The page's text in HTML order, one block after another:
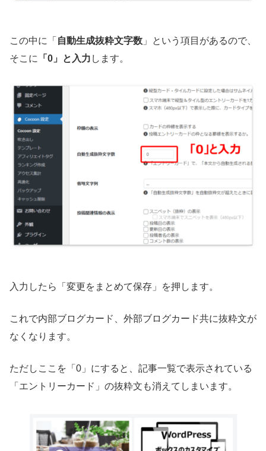
この中に「 自動生成抜粋文字数 」という項目があるので、
そこに 「0」と入力 します。
入力したら「変更をまとめて保存」を押します。
これで内部ブログカード、外部ブログカード共に抜粋文が
なくなります。
ただしここを「0」にすると、記事一覧で表示されている
「エントリーカード」の抜粋文も消えてしまいます。